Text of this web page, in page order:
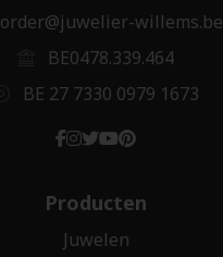
order@juwelier-willems.be
BE0478.339.464
BE 27 7330 0979 1673
Producten
Juwelen